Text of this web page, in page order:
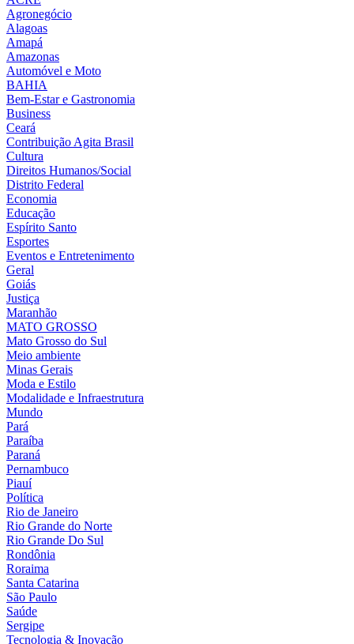
Agronegócio
Alagoas
Amapá
Amazonas
Automóvel e Moto
BAHIA
Bem-Estar e Gastronomia
Business
Ceará
Contribuição Agita Brasil
Cultura
Direitos Humanos/Social
Distrito Federal
Economia
Educação
Espírito Santo
Esportes
Eventos e Entretenimento
Geral
Goiás
Justiça
Maranhão
MATO GROSSO
Mato Grosso do Sul
Meio ambiente
Minas Gerais
Moda e Estilo
Modalidade e Infraestrutura
Mundo
Pará
Paraíba
Paraná
Pernambuco
Piauí
Política
Rio de Janeiro
Rio Grande do Norte
Rio Grande Do Sul
Rondônia
Roraima
Santa Catarina
São Paulo
Saúde
Sergipe
Tecnologia & Inovação